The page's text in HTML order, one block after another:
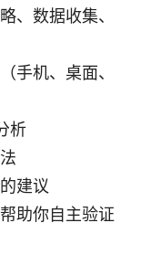
、数据收集、
手机、桌面、
析
建议
助你自主验证